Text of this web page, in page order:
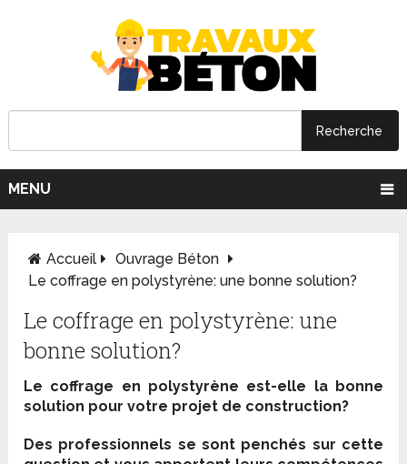
MENU
Accueil
Ouvrage Béton
Le coffrage en polystyrène: une bonne solution?
Le coffrage en polystyrène: une
bonne solution?
Le coffrage en polystyrène est-elle la bonne
solution pour votre projet de construction?
Des professionnels se sont penchés sur cette